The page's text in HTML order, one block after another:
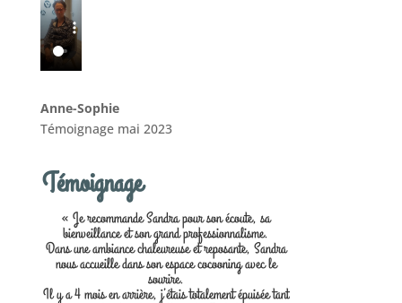
Anne-Sophie
Témoignage mai 2023
Témoignage
« Je recommande Sandra pour son écoute, sa
bienveillance et son grand professionnalisme.
Dans une ambiance chaleureuse et reposante, Sandra
nous accueille dans son espace cocooning avec le
sourire.
Il y a 4 mois en arrière, j’étais totalement épuisée tant